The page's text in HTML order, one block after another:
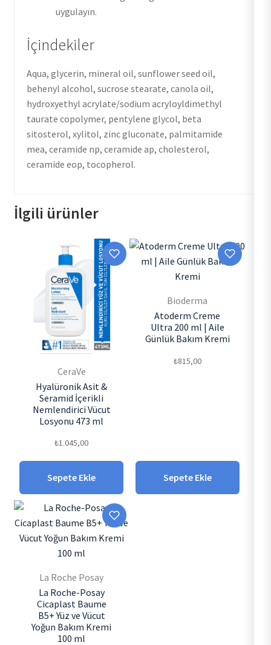
uygulayın.
İçindekiler
Aqua, glycerin, mineral oil, sunflower seed oil,
behenyl alcohol, sucrose stearate, canola oil,
hydroxyethyl acrylate/sodium acryloyldimethyl
taurate copolymer, pentylene glycol, beta
sitosterol, xylitol, zinc gluconate, palmitamide
mea, ceramide np, ceramide ap, cholesterol,
ceramide eop, tocopherol.
İlgili ürünler
CeraVe
Hyalüronik Asit &
Seramid İçerikli
Nemlendirici Vücut
Losyonu 473 ml
₺1.045,00
Sepete Ekle
Bioderma
Atoderm Creme
Ultra 200 ml | Aile
Günlük Bakım Kremi
₺815,00
Sepete Ekle
La Roche Posay
La Roche-Posay
Cicaplast Baume
B5+ Yüz ve Vücut
Yoğun Bakım Kremi
100 ml